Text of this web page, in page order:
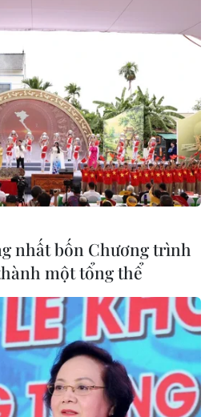
MỤC
nhất bốn Chương trình
một tổng thể